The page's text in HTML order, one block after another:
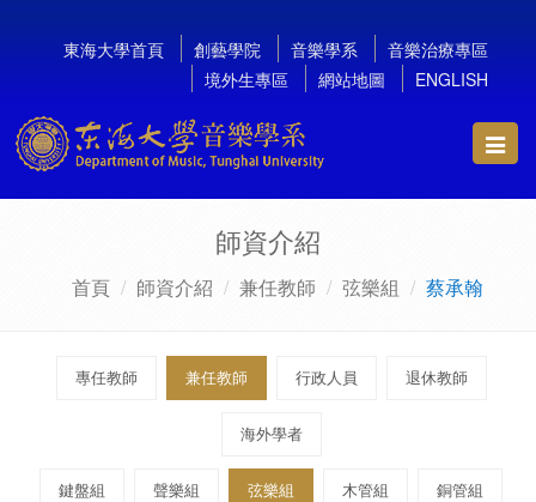
東海大學首頁 創藝學院 音樂學系
音樂治療專區
境外生專區
網站地圖 ENGLISH
師資介紹
首頁 師資介紹 兼任教師 弦樂組 蔡承翰
專任教師 兼任教師 行政人員 退休教師
海外學者
鍵盤組 聲樂組 弦樂組 木管組 銅管組